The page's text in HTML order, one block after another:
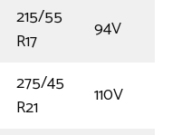
215/55
R17
94V
275/45
R21
110V